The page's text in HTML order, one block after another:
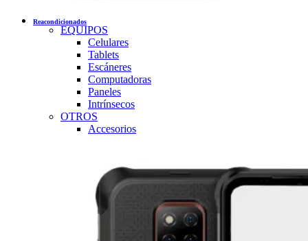
Reacondicionados
EQUIPOS
Celulares
Tablets
Escáneres
Computadoras
Paneles
Intrínsecos
OTROS
Accesorios